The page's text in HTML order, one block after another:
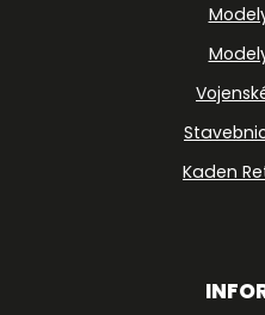
Kaden